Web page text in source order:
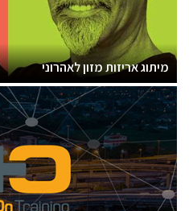
מיתוג אריזות מזון לאהרוני